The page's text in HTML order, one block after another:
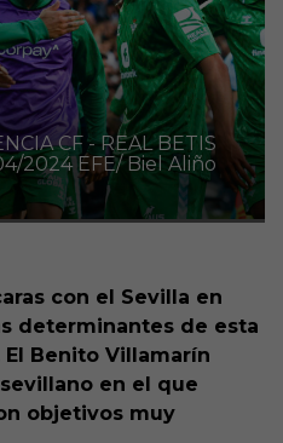
CF - REAL BETIS
2024 EFE/ Biel Aliño
con el Sevilla en
determinantes de esta
Benito Villamarín
en el que
objetivos muy